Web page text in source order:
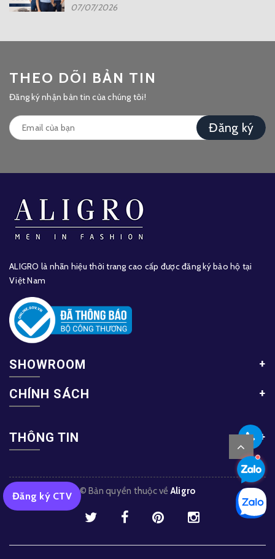
07/07/2026
THEO DÕI BẢN TIN
Đăng ký nhận bản tin của chúng tôi!
Đăng ký
ALIGRO là nhãn hiệu thời trang cao cấp được đăng ký bảo hộ tại
Việt Nam
SHOWROOM
CHÍNH SÁCH
THÔNG TIN
© Bản quyền thuộc vềAligro
Đăng ký CTV